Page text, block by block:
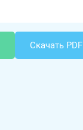
Скачать PDF